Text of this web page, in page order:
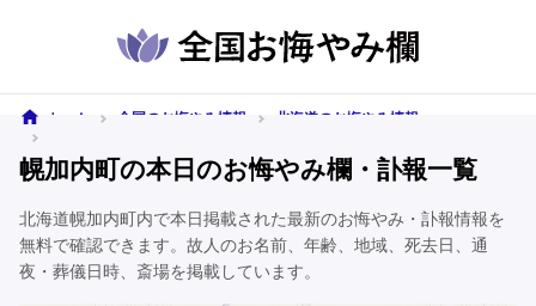
ホーム 全国のお悔やみ情報
北海道のお悔やみ情報
幌加内町の本日のお悔やみ欄・訃報一覧
北海道幌加内町内で本日掲載された最新のお悔やみ・訃報情報を
無料で確認できます。故人のお名前、年齢、地域、死去日、通
夜・葬儀日時、斎場を掲載しています。